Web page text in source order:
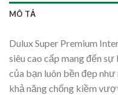
MÔ TẢ
Dulux Super Premium
siêu cao cấp mang đến
của bạn luôn bền đẹp
khả năng chống kiềm